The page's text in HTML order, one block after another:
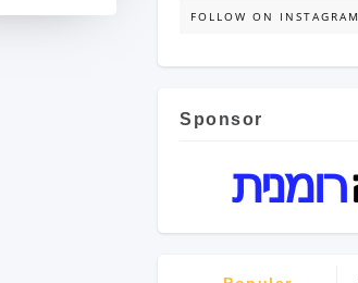
FOLLOW ON INSTAGRAM
Sponsor